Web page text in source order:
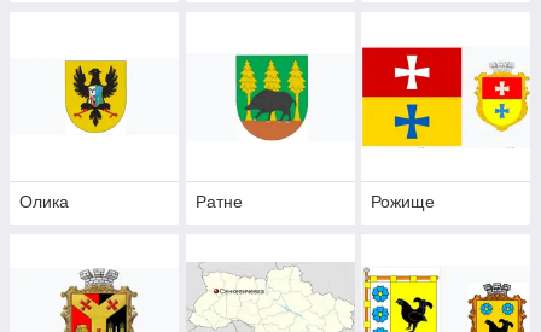
Олика Ратне Рожище